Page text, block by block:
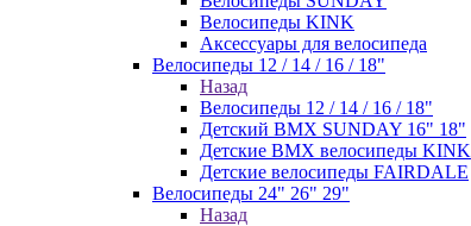
Велосипеды KINK
Аксессуары для велосипеда
Велосипеды 12 / 14 / 16 / 18"
Назад
Велосипеды 12 / 14 / 16 / 18"
Детский BMX SUNDAY 16" 18"
Детские BMX велосипеды KINK
Детские велосипеды FAIRDALE
Велосипеды 24" 26" 29"
Назад